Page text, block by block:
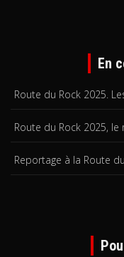
En
Route du Rock 2025.
Route du Rock 2025, le
Reportage à la Route